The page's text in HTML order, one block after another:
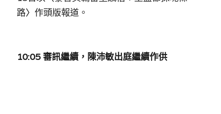
路〉 作頭版報道。
10:05 審訊繼續，陳沛敏出庭繼續作供